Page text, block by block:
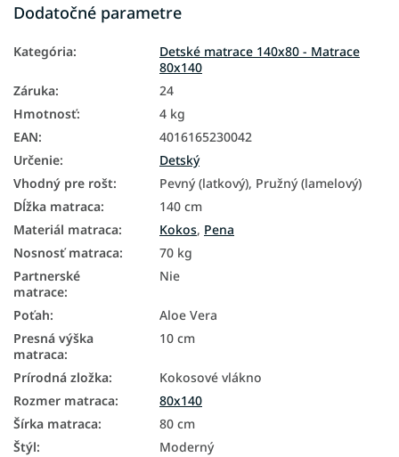
Dodatočné parametre
Kategória:
Detské matrace 140x80 - Matrace
80x140
Záruka:
24
Hmotnosť:
4 kg
EAN:
4016165230042
Určenie:
Detský
Vhodný pre rošt:
Pevný (latkový), Pružný (lamelový)
Dĺžka matraca:
140 cm
Materiál matraca: Kokos, Pena
Nosnosť matraca:
70 kg
Partnerské
matrace:
Nie
Poťah:
Aloe Vera
Presná výška
matraca:
10 cm
Prírodná zložka:
Kokosové vlákno
Rozmer matraca:
80x140
Šírka matraca:
80 cm
Štýl:
Moderný